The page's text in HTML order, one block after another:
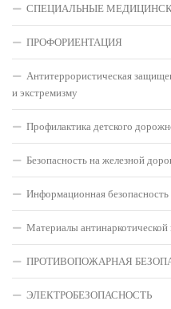
СПЕЦИАЛЬНЫЕ
ПРОФОРИЕНТАЦИЯ
Антитеррористическая
и экстремизму
Профилактика детского
Безопасность на железной
Информационная безопасность
Материалы антинаркотической
ПРОТИВОПОЖАРНАЯ
ЭЛЕКТРОБЕЗОПАСНОСТЬ